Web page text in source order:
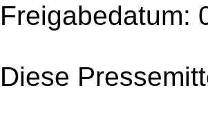
Freigabedatum:
Diese